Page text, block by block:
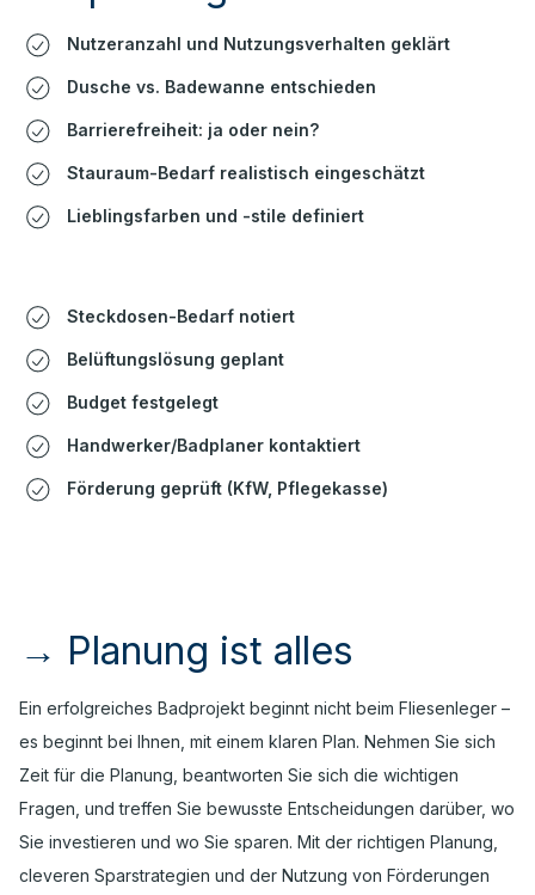
Nutzeranzahl und Nutzungsverhalten geklärt
Dusche vs. Badewanne entschieden
Barrierefreiheit: ja oder nein?
Stauraum-Bedarf realistisch eingeschätzt
Lieblingsfarben und -stile definiert
Steckdosen-Bedarf notiert
Belüftungslösung geplant
Budget festgelegt
Handwerker/Badplaner kontaktiert
Förderung geprüft (KfW, Pflegekasse)
→ Planung ist alles
Ein erfolgreiches Badprojekt beginnt nicht beim Fliesenleger –
es beginnt bei Ihnen, mit einem klaren Plan. Nehmen Sie sich
Zeit für die Planung, beantworten Sie sich die wichtigen
Fragen, und treffen Sie bewusste Entscheidungen darüber, wo
Sie investieren und wo Sie sparen. Mit der richtigen Planung,
cleveren Sparstrategien und der Nutzung von Förderungen